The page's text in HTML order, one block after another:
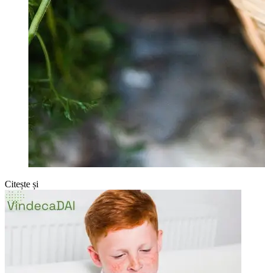
Citește și